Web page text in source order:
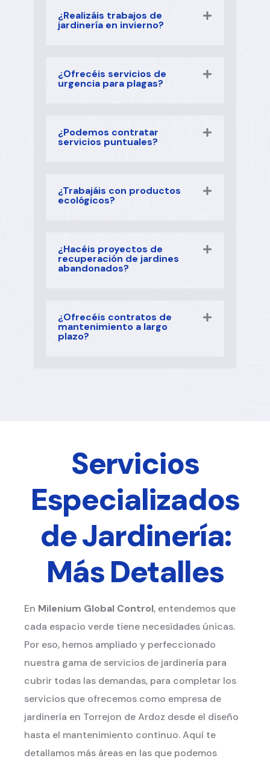
¿Realizáis trabajos de
jardinería en invierno?
¿Ofrecéis servicios de
urgencia para plagas?
¿Podemos contratar
servicios puntuales?
¿Trabajáis con productos
ecológicos?
¿Hacéis proyectos de
recuperación de jardines
abandonados?
¿Ofrecéis contratos de
mantenimiento a largo
plazo?
Servicios
Especializados
de Jardinería:
Más Detalles
En Milenium Global Control, entendemos que
cada espacio verde tiene necesidades únicas.
Por eso, hemos ampliado y perfeccionado
nuestra gama de servicios de jardinería para
cubrir todas las demandas, para completar los
servicios que ofrecemos como empresa de
jardinería en Torrejon de Ardoz desde el diseño
hasta el mantenimiento continuo. Aquí te
detallamos más áreas en las que podemos